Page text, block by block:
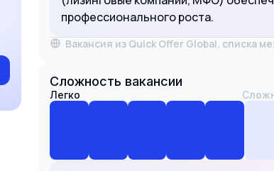
профессионального роста.
Вакансия из Quick Offer Global, списка
Сложность вакансии
Легко